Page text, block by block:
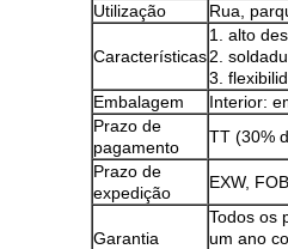
Utilização
Rua,
Características
1. alto
2.
3.
Embalagem
Interior:
Prazo de
pagamento
TT (30%
Prazo de
expedição
EXW,
Garantia
Todos os
um ano